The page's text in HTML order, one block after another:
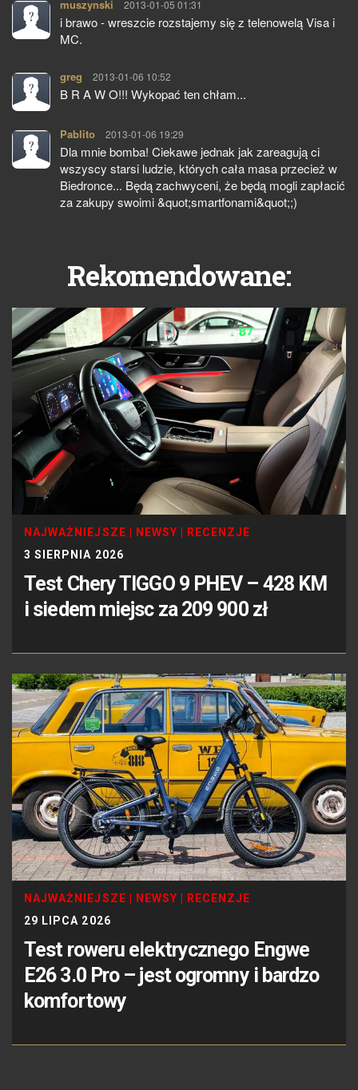
muszynski pisze:
2013-01-05 01:31
i brawo - wreszcie rozstajemy się z telenowelą Visa i
MC.
greg pisze:
2013-01-06 10:52
B R A W O!!! Wykopać ten chłam...
Pablito pisze:
2013-01-06 19:29
Dla mnie bomba! Ciekawe jednak jak zareagują ci
wszyscy starsi ludzie, których cała masa przecież w
Biedronce... Będą zachwyceni, że będą mogli zapłacić
za zakupy swoimi &quot;smartfonami&quot;;)
Rekomendowane:
NAJWAŻNIEJSZE NEWSY
RECENZJE
3 SIERPNIA 2026
Test Chery TIGGO 9 PHEV – 428 KM
i siedem miejsc za 209 900 zł
NAJWAŻNIEJSZE NEWSY
RECENZJE
29 LIPCA 2026
Test roweru elektrycznego Engwe
E26 3.0 Pro – jest ogromny i bardzo
komfortowy